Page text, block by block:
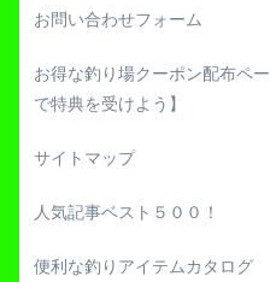
お問い合わせフォーム
お得な釣り場クーポン配布ペ
で特典を受けよう】
サイトマップ
人気記事ベスト５００！
便利な釣りアイテムカタログ